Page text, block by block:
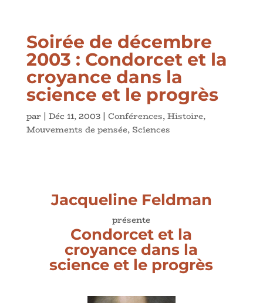
Soirée de décembre
2003 : Condorcet et la
croyance dans la
science et le progrès
par | Déc 11, 2003| Conférences,Histoire,
Mouvements de pensée, Sciences
Jacqueline Feldman
présente
Condorcet et la
croyance dans la
science et le progrès